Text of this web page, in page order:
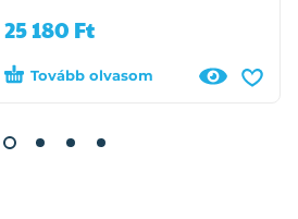
25 180 Ft
Tovább olvasom